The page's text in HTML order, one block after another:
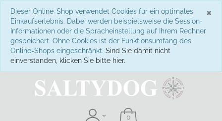
×
Dieser Online-Shop verwendet Cookies für ein optimales
Einkaufserlebnis. Dabei werden beispielsweise die Session-
Informationen oder die Spracheinstellung auf Ihrem Rechner
gespeichert. Ohne Cookies ist der Funktionsumfang des
Online-Shops eingeschränkt. Sind Sie damit nicht
einverstanden, klicken Sie bitte hier.